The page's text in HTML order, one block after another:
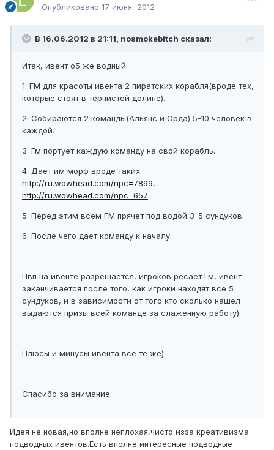
Опубликовано 17 июня, 2012
В 16.06.2012 в 21:11, nosmokebitch сказал:
Итак, ивент о5 же водный.
1. ГМ для красоты ивента 2 пиратских корабля(вроде тех,
которые стоят в тернистой долине).
2. Собираются 2 команды(Альянс и Орда) 5-10 человек в
каждой.
3. Гм портует каждую команду на свой корабль.
4. Дает им морф вроде таких
http://ru.wowhead.com/npc=7899,
http://ru.wowhead.com/npc=657
5. Перед этим всем ГМ прячет под водой 3-5 сундуков.
6. После чего дает команду к началу.
Пвп на ивенте разрешается, игроков ресает Гм, ивент
заканчивается после того, как игроки находят все 5
сундуков, и в зависимости от того кто сколько нашел
выдаются призы всей команде за слаженную работу)
Плюсы и минусы ивента все те же)
Спасибо за внимание.
Идея не новая,но вполне неплохая,чисто изза креативизма
подводных ивентов.Есть вполне интересные подводные